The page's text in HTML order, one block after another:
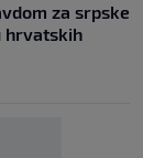
za srpske
hrvatskih